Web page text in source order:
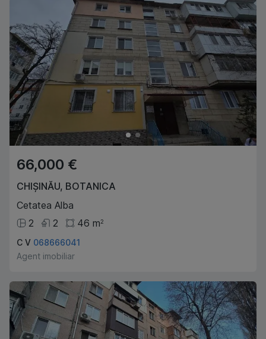
66,000 €
CHIȘINĂU, BOTANICA
Cetatea Alba
2
2 46 m2
C V 068666041
Agent imobiliar